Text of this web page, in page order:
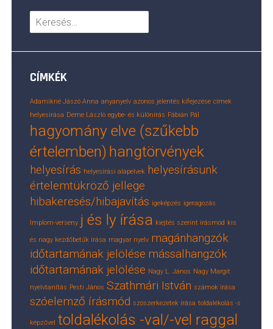
Keresés:
CÍMKÉK
Adamikné Jászó Anna anyanyelv azonos jelentés kifejezése címek
helyesírása Deme László egybe- és különírás Fábián Pál
hagyomány elve (szűkebb
értelemben) hangtörvények
helyesírás helyesírási alapelvek helyesírásunk
értelemtükröző jellege
hibakeresés/hibajavítás igeképzés igeragozás
Implom-verseny j és ly írása kiejtés szerint írásmód kis
és nagy kezdőbetűk írása magyar nyelv magánhangzók
időtartamának jelölése mássalhangzók
időtartamának jelölése Nagy L. János Nagy Margit
nyelvtanítás Pesti János Szathmári István számok írása
szóelemző írásmód szószerkezetek írása toldalékolás -s
képzővel toldalékolás -val/-vel raggal